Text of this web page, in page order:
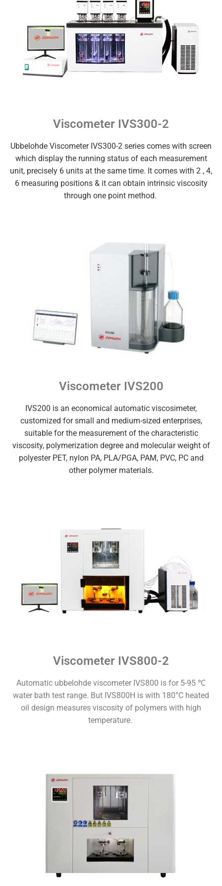
Viscometer IVS300-2
Ubbelohde Viscometer IVS300-2 series comes with screen
which display the running status of each measurement
unit, precisely 6 units at the same time. It comes with 2 , 4,
6 measuring positions & it can obtain intrinsic viscosity
through one point method.
Viscometer IVS200
IVS200 is an economical automatic viscosimeter,
customized for small and medium-sized enterprises,
suitable for the measurement of the characteristic
viscosity, polymerization degree and molecular weight of
polyester PET, nylon PA, PLA/PGA, PAM, PVC, PC and
other polymer materials.
Viscometer IVS800-2
Automatic ubbelohde viscometer IVS800 is for 5-95 ℃
water bath test range. But IVS800H is with 180°C heated
oil design measures viscosity of polymers with high
temperature.